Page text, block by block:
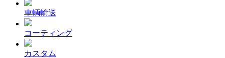
車輌輸送
コーティング
カスタム